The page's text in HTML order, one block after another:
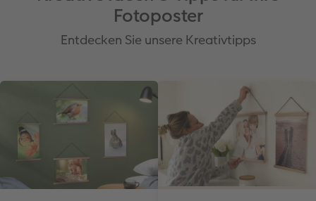
Fotoposter
Entdecken Sie unsere Kreativtipps